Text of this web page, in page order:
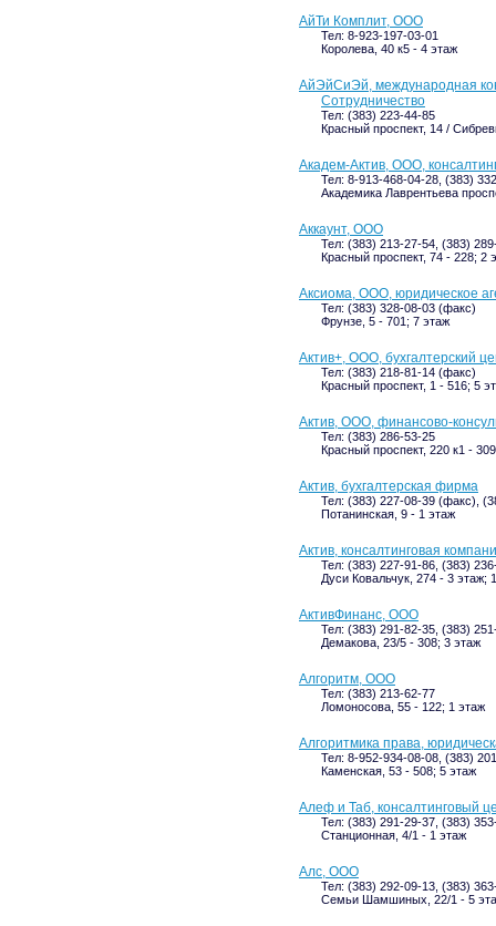
АйТи Комплит, ООО
Тел: 8-923-197-03-01
Королева, 40 к5 - 4 этаж
АйЭйСиЭй, международная
Сотрудничество
Тел: (383) 223-44-85
Красный проспект, 14 /
Академ-Актив, ООО,
Тел: 8-913-468-04-28, (383)
Академика Лаврентьева
Аккаунт, ООО
Тел: (383) 213-27-54, (383)
Красный проспект, 74 - 228; 2
Аксиома, ООО, юридическое
Тел: (383) 328-08-03 (факс)
Фрунзе, 5 - 701; 7 этаж
Актив+, ООО, бухгалтерский
Тел: (383) 218-81-14 (факс)
Красный проспект, 1 - 516; 5
Актив, ООО, финансово-
Тел: (383) 286-53-25
Красный проспект, 220 к1 -
Актив, бухгалтерская фирма
Тел: (383) 227-08-39 (факс),
Потанинская, 9 - 1 этаж
Актив, консалтинговая
Тел: (383) 227-91-86, (383)
Дуси Ковальчук, 274 - 3 этаж;
АктивФинанс, ООО
Тел: (383) 291-82-35, (383)
Демакова, 23/5 - 308; 3 этаж
Алгоритм, ООО
Тел: (383) 213-62-77
Ломоносова, 55 - 122; 1 этаж
Алгоритмика права,
Тел: 8-952-934-08-08, (383)
Каменская, 53 - 508; 5 этаж
Алеф и Таб, консалтинговый
Тел: (383) 291-29-37, (383)
Станционная, 4/1 - 1 этаж
Алс, ООО
Тел: (383) 292-09-13, (383)
Семьи Шамшиных, 22/1 - 5